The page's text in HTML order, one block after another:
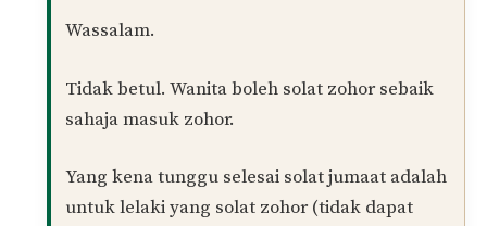
Noradzmi
Salam Ustaz, nak tanya, betul ke bagi